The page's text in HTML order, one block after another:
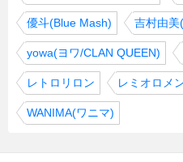
優斗(Blue Mash) 吉村由美
yowa(ヨワ/CLAN QUEEN)
レトロリロン レミオロメ
WANIMA(ワニマ)